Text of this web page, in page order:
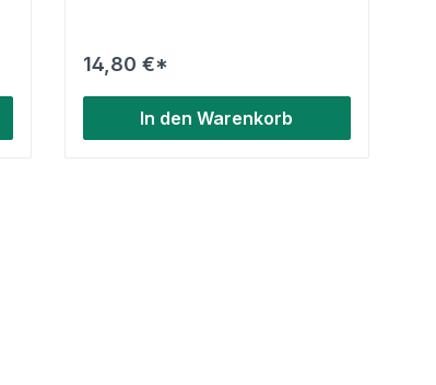
14,80 €*
In den Warenkorb